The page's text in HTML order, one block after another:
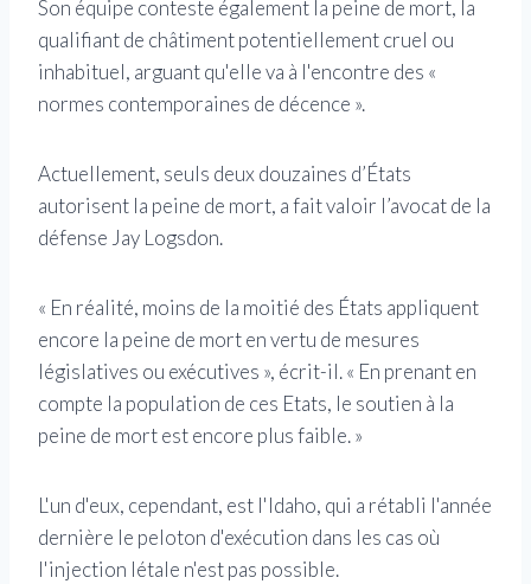
Son équipe conteste également la peine de mort, la
qualifiant de châtiment potentiellement cruel ou
inhabituel, arguant qu'elle va à l'encontre des «
normes contemporaines de décence ».
Actuellement, seuls deux douzaines d’États
autorisent la peine de mort, a fait valoir l’avocat de la
défense Jay Logsdon.
« En réalité, moins de la moitié des États appliquent
encore la peine de mort en vertu de mesures
législatives ou exécutives », écrit-il. « En prenant en
compte la population de ces Etats, le soutien à la
peine de mort est encore plus faible. »
L'un d'eux, cependant, est l'Idaho, qui a rétabli l'année
dernière le peloton d'exécution dans les cas où
l'injection létale n'est pas possible.